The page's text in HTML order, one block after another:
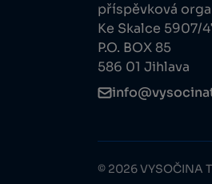
příspěvková
Ke Skalce 5907/
P.O. BOX 85
586 01 Jihlava
© 2026 VYSOČINA